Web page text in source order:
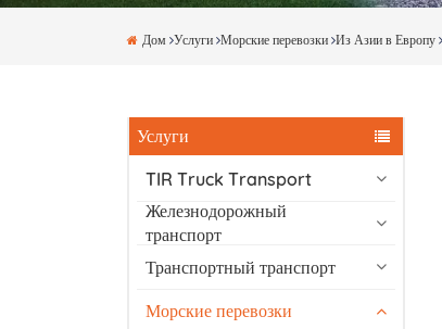
Дом Услуги Морские перевозки Из Азии в Европу
Услуги
TIR Truck Transport
Железнодорожный
транспорт
Транспортный транспорт
Морские перевозки